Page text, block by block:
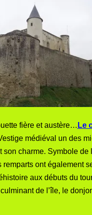
fière et austère… Le
médiéval un des
son charme. Symbole
remparts ont également
aux débuts du
de l’île, le